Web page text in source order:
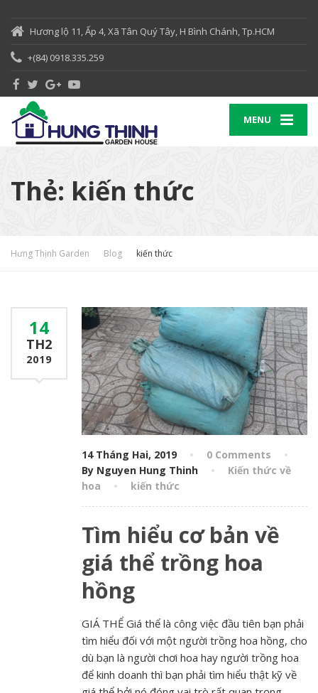
Hương lộ 11, Ấp 4, Xã Tân Quý Tây, H Bình Chánh, Tp.HCM
+(84) 0918.335.259
MENU
Thẻ: kiến thức
Hưng Thịnh Garden Blog kiến thức
14
TH2
2019
14 Tháng Hai, 2019
0 Comments
By Nguyen Hung Thinh
Kiến thức về
hoa
kiến thức
Tìm hiểu cơ bản về
giá thể trồng hoa
hồng
GIÁ THỂ Giá thể là công việc đầu tiên bạn phải
tìm hiểu đối với một người trồng hoa hồng, cho
dù bạn là người chơi hoa hay người trồng hoa
để kinh doanh thì bạn phải tìm hiểu thật kỹ về